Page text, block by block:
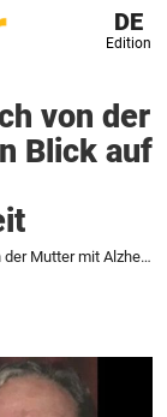
DE
Edition
von der
Blick auf
Familie verabschiedet sich von der Mutter mit Alzheimer: Ein Blick auf den Vater genügt für die herzzerreißende Wahrheit